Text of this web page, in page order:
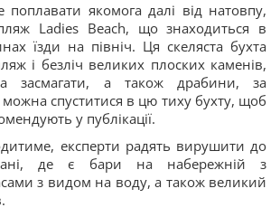
якомога далі від натовпу,
Ladies Beach, що знаходиться в
їзди на північ. Ця скеляста бухта
і безліч великих плоских каменів,
засмагати, а також драбини, за
спуститися в цю тиху бухту, щоб
у публікації.
експерти радять вирушити до
де є бари на набережній з
з видом на воду, а також великий